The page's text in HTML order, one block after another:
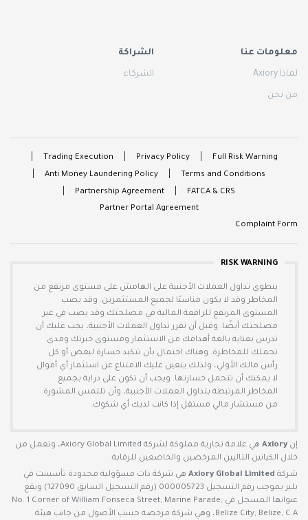
معلومات عنا
لماذا Axiory
من نحن
الشراكة
الشركاء
Full Risk Warning
Privacy Policy
Trading Execution
Terms and Conditions
Anti Money Laundering Policy
FATCA & CRS
Partnership Agreement
Partner Portal Agreement
Complaint Form
RISK WARNING
ينطوي تداول العملات الأجنبية على الهامش على مستوى مرتفع من
المخاطر وقد لا يكون مناسبًا لجميع المستثمرين. وقد يصب
المستوى المرتفع للرافعة المالية في مصلحتك وقد يصب في غير
مصلحتك أيضًا. وقبل أن تقرر تداول العملات الأجنبية، يجب عليك أن
تدرس بعناية بالغة أهدافك من الاستثمار ومستوى خبرتك ومدى
تحملك للمخاطرة. وهناك احتمال بأن تتكبد خسارة لبعض أو كل
رأس مالك الأولي، ولذلك يتعين عليك الامتناع عن استثمار أي أموال
لا يمكنك أن تتحمل خسارتها. ويجب أن تكون على دراية بجميع
المخاطر المرتبطة بتداول العملات الأجنبية، وأن تلتمس المشورة
من مستشار مالي مستقل إذا كانت لديك أي شكوك.
إن Axiory
هي علامة تجارية مملوكة لشركة Axiory Global Limited، وتعمل من
خلال الكيانين التاليين المرخصين والخاضعين للرقابة:
شركة Axiory Global Limited هي شركة ذات مسؤولية محدودة تأسست في
بليز بموجب رقم التسجيل 000005723 (رقم التسجيل السابق 127090) ويقع
عنوانها المسجل في No. 1 Corner of William Fonseca Street, Marine Parade,
Belize City, Belize, C.A، وهي شركة مرخصة حسب الأصول من جانب هيئة